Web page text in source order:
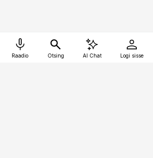
Raadio Otsing AI Chat Logi sisse